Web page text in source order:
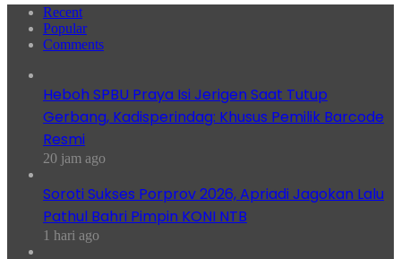
Recent
Popular
Comments
Heboh SPBU Praya Isi Jerigen Saat Tutup
Gerbang, Kadisperindag: Khusus Pemilik Barcode
Resmi
20 jam ago
Soroti Sukses Porprov 2026, Apriadi Jagokan Lalu
Pathul Bahri Pimpin KONI NTB
1 hari ago